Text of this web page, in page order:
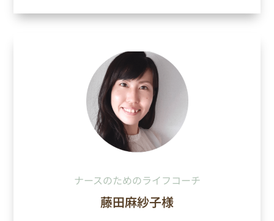
ナースのためのライフコーチ
藤田麻紗子様